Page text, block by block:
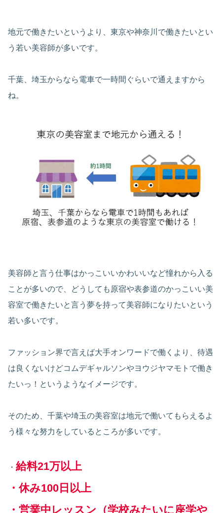
地元で働きたいというより、東京や神奈川で働きたいとい
う若い美容師が多いです。
千葉、埼玉からなら電車で一時間ぐらいで通えますから
ね。
美容師と言う仕事はかっこいいかわいいなど憧れから入る
ことが多いので、どうしても原宿や表参道のかっこいい美
容室で働きたいと言う夢を持って美容師になりたいという
若い多いです。
ファッション界で言えば大手オンワードで働くより、待遇
は良くないけどコムデギャルソンやヨウジヤマモトで働き
たいっ！というようなイメージです。
そのため、千葉や埼玉の美容室は地元で働いてもらえるよ
う様々な努力をしているところが多いです。
・ 給料21万以上
・休み100日以上
・営業中レッスン（学校みたいに座学や